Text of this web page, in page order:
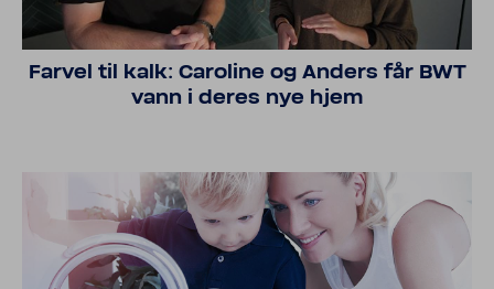
Farvel til kalk: Caro­line og Anders får BWT
vann i deres nye hjem